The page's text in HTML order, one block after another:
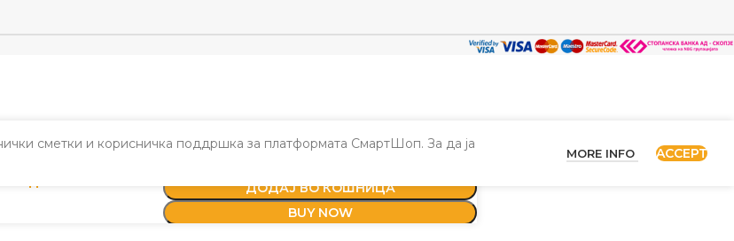
сметки и корисничка поддршка за платформата СмартШоп. За да ја
MORE INFO
ACCEPT
ДОДАЈ ВО КОШНИЦА
BUY NOW